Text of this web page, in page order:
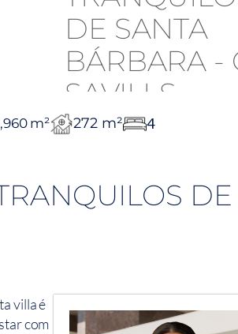
m² 272 m² 4
villa é
com